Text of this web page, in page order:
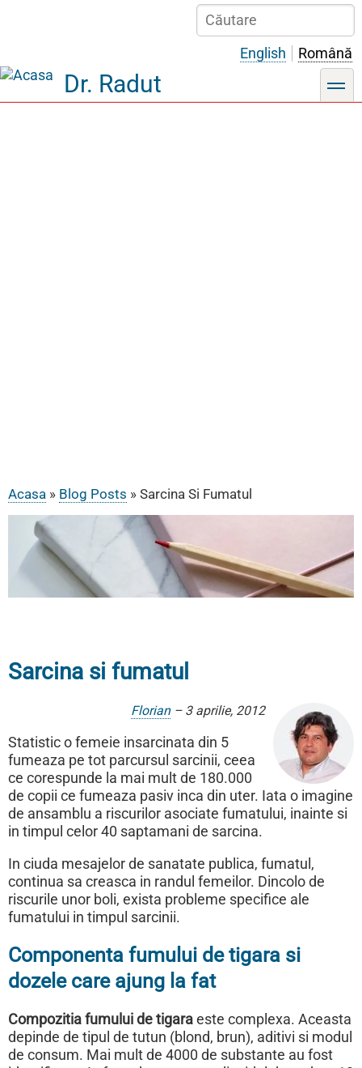
principal
Căutare
English Română
Dr. Radut toggle
Breadcrumb
Acasa Blog Posts Sarcina Si Fumatul
Sarcina si fumatul
Florian– 3 aprilie, 2012
Statistic o femeie insarcinata din 5
fumeaza pe tot parcursul sarcinii, ceea
ce corespunde la mai mult de 180.000
de copii ce fumeaza pasiv inca din uter. Iata o imagine
de ansamblu a riscurilor asociate fumatului, inainte si
in timpul celor 40 saptamani de sarcina.
In ciuda mesajelor de sanatate publica, fumatul,
continua sa creasca in randul femeilor. Dincolo de
riscurile unor boli, exista probleme specifice ale
fumatului in timpul sarcinii.
Componenta fumului de tigara si
dozele care ajung la fat
Compozitia fumului de tigara este complexa. Aceasta
depinde de tipul de tutun (blond, brun), aditivi si modul
de consum. Mai mult de 4000 de substante au fost